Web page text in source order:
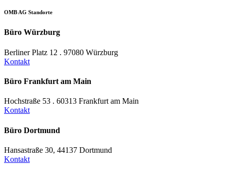
OMB AG Standorte
Büro Würzburg
Berliner Platz 12 . 97080 Würzburg
Kontakt
Büro Frankfurt am Main
Hochstraße 53 . 60313 Frankfurt am Main
Kontakt
Büro Dortmund
Hansastraße 30, 44137 Dortmund
Kontakt